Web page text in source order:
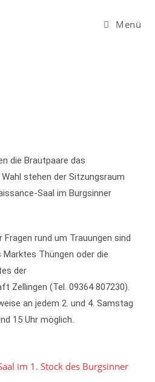
Menü
die Brautpaare das
stehen der Sitzungsraum
Saal im Burgsinner
rund um Trauungen sind
Thüngen oder die
der
Zellingen (Tel. 09364 807230).
an jedem 2. und 4. Samstag
15 Uhr möglich.
im 1. Stock des Burgsinner